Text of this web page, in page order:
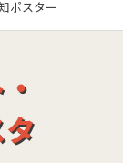
ポスター